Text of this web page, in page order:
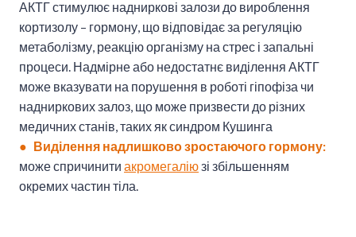
АКТГ стимулює надниркові залози до вироблення
кортизолу – гормону, що відповідає за регуляцію
метаболізму, реакцію організму на стрес і запальні
процеси. Надмірне або недостатнє виділення АКТГ
може вказувати на порушення в роботі гіпофіза чи
надниркових залоз, що може призвести до різних
медичних станів, таких яксиндром Кушинга
● Виділення надлишково зростаючого гормону:
може спричинити акромегаліюзі збільшенням
окремих частин тіла.